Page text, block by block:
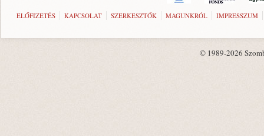
ELŐFIZETÉS KAPCSOLAT SZERKESZTŐK MAGUNKRÓL IMPRESSZUM
© 1989-2026